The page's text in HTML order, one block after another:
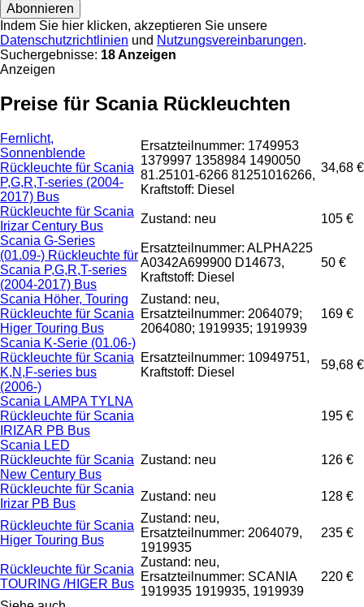
Abonnieren
Indem Sie hier klicken, akzeptieren Sie unsere
Datenschutzrichtlinien und Nutzungsvereinbarungen.
Suchergebnisse: 18 Anzeigen
Anzeigen
Preise für Scania Rückleuchten
Fernlicht,
Sonnenblende
Rückleuchte für Scania
P,G,R,T-series (2004-
2017) Bus
Ersatzteilnummer: 1749953
1379997 1358984 1490050
81.25101-6266 81251016266,
Kraftstoff: Diesel
34,68 €
Rückleuchte für Scania
Irizar Century Bus
Zustand: neu
105 €
Scania G-Series
(01.09-) Rückleuchte für
Scania P,G,R,T-series
(2004-2017) Bus
Ersatzteilnummer: ALPHA225
A0342A699900 D14673,
Kraftstoff: Diesel
50 €
Scania Höher, Touring
Rückleuchte für Scania
Higer Touring Bus
Zustand: neu,
Ersatzteilnummer: 2064079;
2064080; 1919935; 1919939
169 €
Scania K-Serie (01.06-)
Rückleuchte für Scania
K,N,F-series bus
(2006-)
Ersatzteilnummer: 10949751,
Kraftstoff: Diesel
59,68 €
Scania LAMPA TYLNA
Rückleuchte für Scania
IRIZAR PB Bus
195 €
Scania LED
Rückleuchte für Scania
New Century Bus
Zustand: neu 126 €
Rückleuchte für Scania
Irizar PB Bus
Zustand: neu 128 €
Rückleuchte für Scania
Higer Touring Bus
Zustand: neu,
Ersatzteilnummer: 2064079,
1919935
235 €
Rückleuchte für Scania
TOURING /HIGER Bus
Zustand: neu,
Ersatzteilnummer: SCANIA
1919935 1919935, 1919939
220 €